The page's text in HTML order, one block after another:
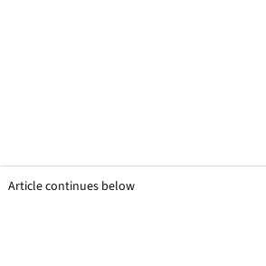
Article continues below